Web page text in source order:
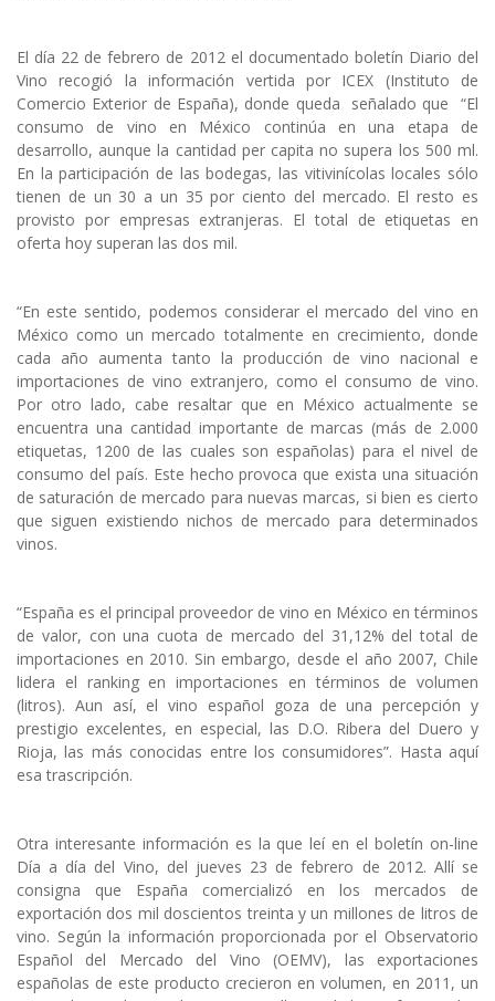
El día 22 de febrero de 2012 el documentado boletín Diario del
Vino recogió la información vertida por ICEX (Instituto de
Comercio Exterior de España), donde queda señalado que “El
consumo de vino en México continúa en una etapa de
desarrollo, aunque la cantidad per capita no supera los 500 ml.
En la participación de las bodegas, las vitivinícolas locales sólo
tienen de un 30 a un 35 por ciento del mercado. El resto es
provisto por empresas extranjeras. El total de etiquetas en
oferta hoy superan las dos mil.
“En este sentido, podemos considerar el mercado del vino en
México como un mercado totalmente en crecimiento, donde
cada año aumenta tanto la producción de vino nacional e
importaciones de vino extranjero, como el consumo de vino.
Por otro lado, cabe resaltar que en México actualmente se
encuentra una cantidad importante de marcas (más de 2.000
etiquetas, 1200 de las cuales son españolas) para el nivel de
consumo del país. Este hecho provoca que exista una situación
de saturación de mercado para nuevas marcas, si bien es cierto
que siguen existiendo nichos de mercado para determinados
vinos.
“España es el principal proveedor de vino en México en términos
de valor, con una cuota de mercado del 31,12% del total de
importaciones en 2010. Sin embargo, desde el año 2007, Chile
lidera el ranking en importaciones en términos de volumen
(litros). Aun así, el vino español goza de una percepción y
prestigio excelentes, en especial, las D.O. Ribera del Duero y
Rioja, las más conocidas entre los consumidores”. Hasta aquí
esa trascripción.
Otra interesante información es la que leí en el boletín on-line
Día a día del Vino, del jueves 23 de febrero de 2012. Allí se
consigna que España comercializó en los mercados de
exportación dos mil doscientos treinta y un millones de litros de
vino. Según la información proporcionada por el Observatorio
Español del Mercado del Vino (OEMV), las exportaciones
españolas de este producto crecieron en volumen, en 2011, un